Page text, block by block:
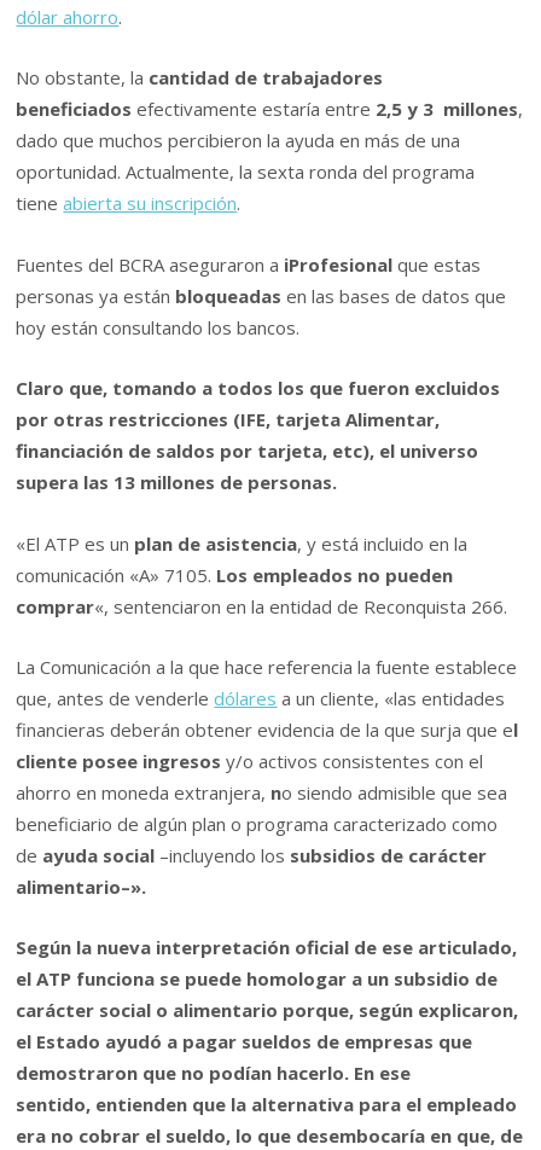
dólar ahorro.
No obstante, la cantidad de trabajadores
beneficiados efectivamente estaría entre 2,5 y 3 millones,
dado que muchos percibieron la ayuda en más de una
oportunidad. Actualmente, la sexta ronda del programa
tieneabierta su inscripción.
Fuentes del BCRA aseguraron a iProfesional que estas
personas ya están bloqueadasen las bases de datos que
hoy están consultando los bancos.
Claro que, tomando a todos los que fueron excluidos
por otras restricciones (IFE, tarjeta Alimentar,
financiación de saldos por tarjeta, etc), el universo
supera las 13 millones de personas.
«El ATP es un plan de asistencia, y está incluido en la
comunicación «A» 7105. Los empleados no pueden
comprar«, sentenciaron en la entidad de Reconquista 266.
La Comunicación a la que hace referencia la fuente establece
que, antes de venderledólares a un cliente, «las entidades
financieras deberán obtener evidencia de la que surja que el
cliente posee ingresos y/o activos consistentes con el
ahorro en moneda extranjera, no siendo admisible que sea
beneficiario de algún plan o programa caracterizado como
de ayuda social –incluyendo los subsidios de carácter
alimentario–».
Según la nueva interpretación oficial de ese articulado,
el ATP funciona se puede homologar a un subsidio de
carácter social o alimentario porque, según explicaron,
el Estado ayudó a pagar sueldos de empresas que
demostraron que no podían hacerlo. En ese
sentido, entienden que la alternativa para el empleado
era no cobrar el sueldo, lo que desembocaría en que, de